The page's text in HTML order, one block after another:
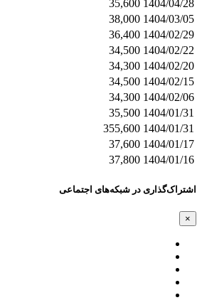
1404/04/28
35,600
1404/03/05
38,000
1404/02/29
36,400
1404/02/22
34,500
1404/02/20
34,300
1404/02/15
34,500
1404/02/06
34,300
1404/01/31
35,500
1404/01/31
355,600
1404/01/17
37,600
1404/01/16
37,800
اشتراک‌گذاری در شبکه‌های اجتماعی
×